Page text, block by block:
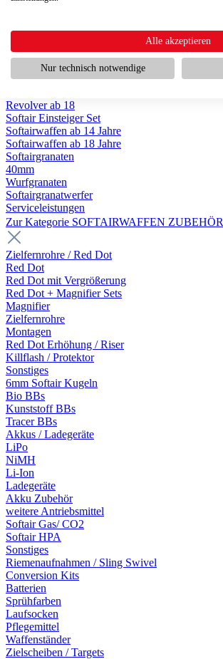
Scharfschützengewehr ab 18
Softair Pistolen
Softair Pistolen elektrisch ab 14
Softair Pistolen Federdruck ab 14
Softair Pistolen HPA Luftdruck ab 18
Revolver ab 18
Softair Einsteiger Set
Softairwaffen ab 14 Jahre
Softairwaffen ab 18 Jahre
Softairgranaten
40mm
Wurfgranaten
Softairgranatwerfer
Serviceleistungen
Zur Kategorie SOFTAIRWAFFEN ZUBEHÖR
Zielfernrohre / Red Dot
Red Dot
Red Dot mit Vergrößerung
Red Dot + Magnifier Sets
Magnifier
Zielfernrohre
Montagen
Red Dot Erhöhung / Riser
Killflash / Protektor
Sonstiges
6mm Softair Kugeln
Bio BBs
Kunststoff BBs
Tracer BBs
Akkus / Ladegeräte
LiPo
NiMH
Li-Ion
Ladegeräte
Akku Zubehör
weitere Antriebsmittel
Softair Gas/ CO2
Softair HPA
Sonstiges
Riemenaufnahmen / Sling Swivel
Conversion Kits
Batterien
Sprühfarben
Laufsocken
Pflegemittel
Waffenständer
Zielscheiben / Targets
Alle akzeptieren
Nur technisch notwendige